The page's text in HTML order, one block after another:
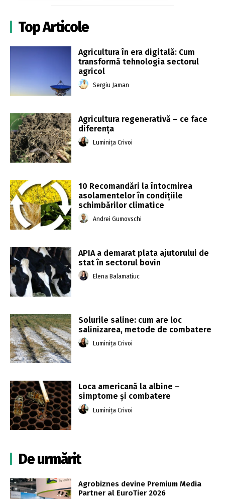
Top Articole
Agricultura în era digitală: Cum
transformă tehnologia sectorul
agricol
Sergiu Jaman
Agricultura regenerativă – ce face
diferența
Luminița Crivoi
10 Recomandări la întocmirea
asolamentelor în condiţiile
schimbărilor climatice
Andrei Gumovschi
APIA a demarat plata ajutorului de
stat în sectorul bovin
Elena Balamatiuc
Solurile saline: cum are loc
salinizarea, metode de combatere
Luminița Crivoi
Loca americană la albine –
simptome și combatere
Luminița Crivoi
De urmărit
Agrobiznes devine Premium Media
Partner al EuroTier 2026